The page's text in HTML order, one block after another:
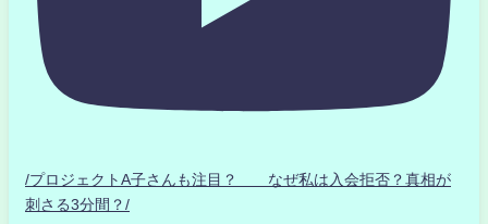
/プロジェクトA子さんも注目？ なぜ私は入会拒否？真相が
刺さる3分間？/